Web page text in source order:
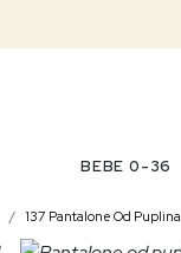
BEBE 0-36
137 Pantalone Od Puplina